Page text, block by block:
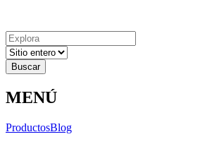
Resultados
para
MENÚ
ProductosBlog